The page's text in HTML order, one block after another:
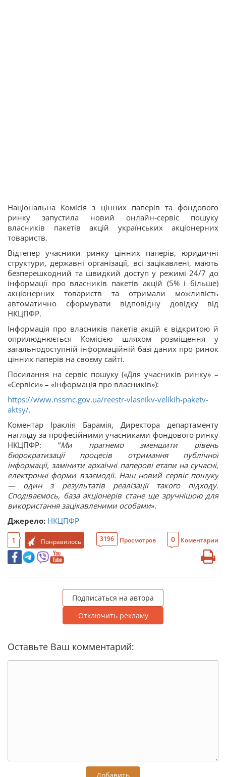
Національна Комісія з цінних паперів та фондового
ринку запустила новий онлайн-сервіс пошуку
власників пакетів акцій українських акціонерних
товариств.
Відтепер учасники ринку цінних паперів, юридичні
структури, державні організації, всі зацікавлені, мають
безперешкодний та швидкий доступ у режимі 24/7 до
інформації про власників пакетів акцій (5% і більше)
акціонерних товариств та отримали можливість
автоматично сформувати відповідну довідку від
НКЦПФР.
Інформація про власників пакетів акцій є відкритою й
оприлюднюється Комісією шляхом розміщення у
загальнодоступній інформаційній базі даних про ринок
цінних паперів на своєму сайті.
Посилання на сервіс пошуку («Для учасників ринку» –
«Сервіси» – «Інформація про власників»):
https://www.nssmc.gov.ua/reestr-vlasnikv-velikih-paketv-
aktsy/.
Коментар Іраклія Барамія, Директора департаменту
нагляду за професійними учасниками фондового ринку
НКЦПФР: “Ми прагнемо зменшити рівень
бюрократизації процесів отримання публічної
інформації, замінити архаїчні паперові етапи на сучасні,
електронні форми взаємодії. Наш новий сервіс пошуку
— один з результатів реалізації такого підходу.
Сподіваємось, база акціонерів стане ще зручнішою для
використання зацікавленими особами».
Джерело: НКЦПФР
1 Понравилось 3196 Просмотров 0 Коментарии
Подписаться на автора
Отключить рекламу
Оставьте Ваш комментарий:
Добавить